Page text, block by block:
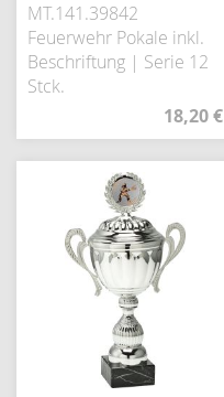
MT.141.39842
Feuerwehr Pokale inkl.
Beschriftung | Serie 12
Stck.
18,20 €